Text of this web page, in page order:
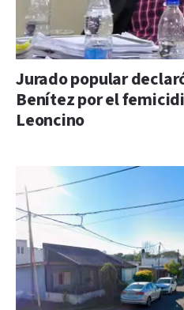
Jurado popular
Benítez por el
Leoncino